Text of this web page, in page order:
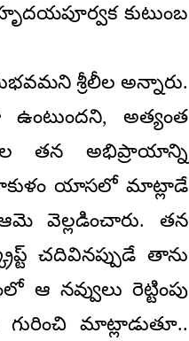
కుటుంబ
శ్రీలీల అన్నారు.
అత్యంత
తన అభిప్రాయాన్ని
యాసలో మాట్లాడే
వెల్లడించారు. తన
చదివినప్పుడే తాను
నవ్వులు రెట్టింపు
మాట్లాడుతూ..